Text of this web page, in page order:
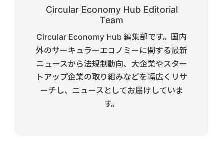
Circular Economy Hub Editorial
Team
Circular Economy Hub 編集部です。国内
外のサーキュラーエコノミーに関する最新
ニュースから法規制動向、大企業やスター
トアップ企業の取り組みなどを幅広くリサ
ーチし、ニュースとしてお届けしていま
す。